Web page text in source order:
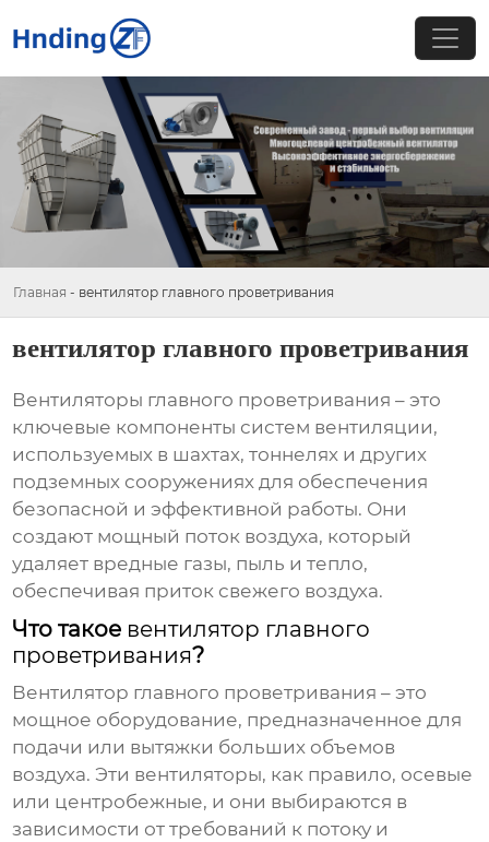
Главная - вентилятор главного проветривания
вентилятор главного проветривания
Вентиляторы главного проветривания – это
ключевые компоненты систем вентиляции,
используемых в шахтах, тоннелях и других
подземных сооружениях для обеспечения
безопасной и эффективной работы. Они
создают мощный поток воздуха, который
удаляет вредные газы, пыль и тепло,
обеспечивая приток свежего воздуха.
Что такое вентилятор главного
проветривания?
Вентилятор главного проветривания – это
мощное оборудование, предназначенное для
подачи или вытяжки больших объемов
воздуха. Эти вентиляторы, как правило, осевые
или центробежные, и они выбираются в
зависимости от требований к потоку и